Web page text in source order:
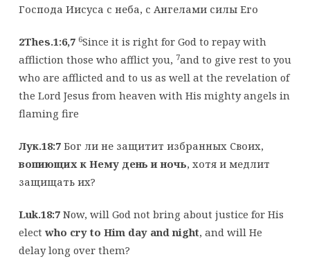
Господа Иисуса с неба, с Ангелами силы Его
2Thes.1:6,7 6Since it is right for God to repay with
affliction those who afflict you, 7and to give rest to you
who are afflicted and to us as well at the revelation of
the Lord Jesus from heaven with His mighty angels in
flaming fire
Лук.18:7 Бог ли не защитит избранных Своих,
вопиющих к Нему день и ночь, хотя и медлит
защищать их?
Luk.18:7Now, will God not bring about justice for His
elect who cry to Him day and night, and will He
delay long over them?